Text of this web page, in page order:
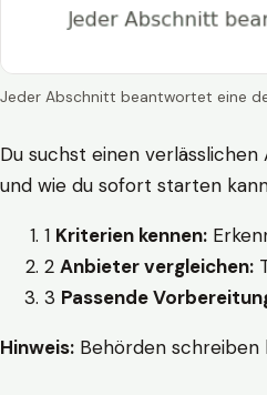
Jeder Abschnitt beantwortet eine
Du suchst einen
und wie du sofort starten
1 Kriterien kennen:
2 Anbieter vergleichen:
3 Passende
Hinweis: Behörden